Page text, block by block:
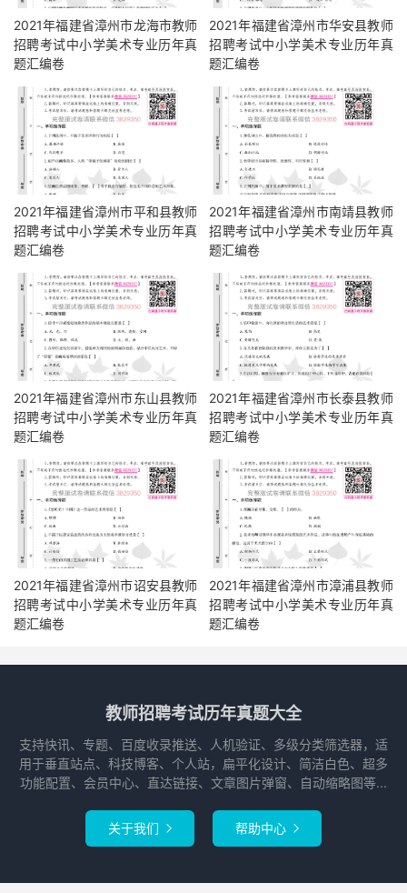
2021年福建省漳州市龙海市教师
招聘考试中小学美术专业历年真
题汇编卷
2021年福建省漳州市华安县教师
招聘考试中小学美术专业历年真
题汇编卷
2021年福建省漳州市平和县教师
招聘考试中小学美术专业历年真
题汇编卷
2021年福建省漳州市南靖县教师
招聘考试中小学美术专业历年真
题汇编卷
2021年福建省漳州市东山县教师
招聘考试中小学美术专业历年真
题汇编卷
2021年福建省漳州市长泰县教师
招聘考试中小学美术专业历年真
题汇编卷
2021年福建省漳州市诏安县教师
招聘考试中小学美术专业历年真
题汇编卷
2021年福建省漳州市漳浦县教师
招聘考试中小学美术专业历年真
题汇编卷
教师招聘考试历年真题大全
支持快讯、专题、百度收录推送、人机验证、多级分类筛选器，适
用于垂直站点、科技博客、个人站，扁平化设计、简洁白色、超多
功能配置、会员中心、直达链接、文章图片弹窗、自动缩略图等...
关于我们  帮助中心 